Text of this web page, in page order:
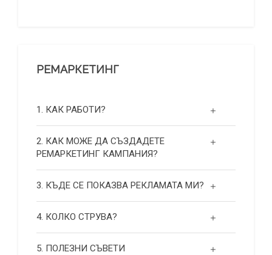
РЕМАРКЕТИНГ
1. КАК РАБОТИ?
2. КАК МОЖЕ ДА СЪЗДАДЕТЕ
РЕМАРКЕТИНГ КАМПАНИЯ?
3. КЪДЕ СЕ ПОКАЗВА РЕКЛАМАТА МИ?
4. КОЛКО СТРУВА?
5. ПОЛЕЗНИ СЪВЕТИ